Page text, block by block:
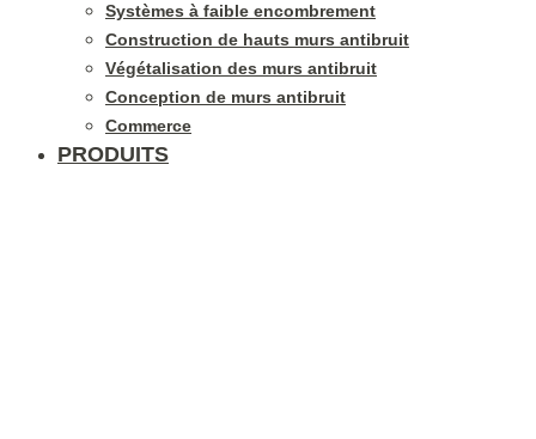
Systèmes à faible encombrement
Construction de hauts murs antibruit
Végétalisation des murs antibruit
Conception de murs antibruit
Commerce
PRODUITS